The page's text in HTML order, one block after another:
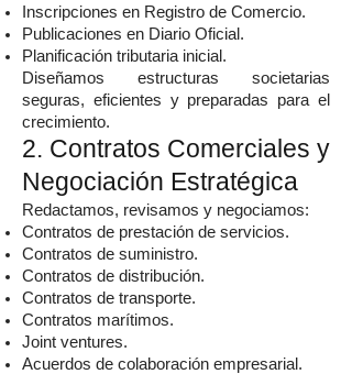
Inscripciones en Registro de Comercio.
Publicaciones en Diario Oficial.
Planificación tributaria inicial.
Diseñamos estructuras societarias
seguras, eficientes y preparadas para el
crecimiento.
2. Contratos Comerciales y
Negociación Estratégica
Redactamos, revisamos y negociamos:
Contratos de prestación de servicios.
Contratos de suministro.
Contratos de distribución.
Contratos de transporte.
Contratos marítimos.
Joint ventures.
Acuerdos de colaboración empresarial.